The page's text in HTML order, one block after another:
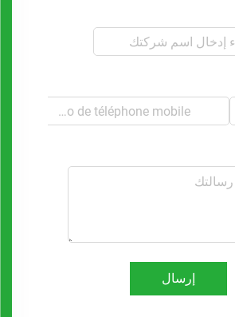
إرسال